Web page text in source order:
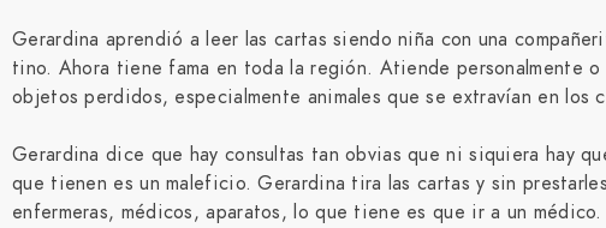
Gerardina aprendió a leer las cartas siendo niña con una
tino. Ahora tiene fama en toda la región. Atiende personalmente
objetos perdidos, especialmente animales que se extravían en
Gerardina dice que hay consultas tan obvias que ni siquiera hay
que tienen es un maleficio. Gerardina tira las cartas y sin
enfermeras, médicos, aparatos, lo que tiene es que ir a un